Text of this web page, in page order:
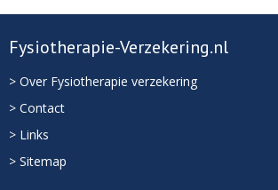
Fysiotherapie-Verzekering.nl
> Over Fysiotherapie verzekering
> Contact
> Links
> Sitemap